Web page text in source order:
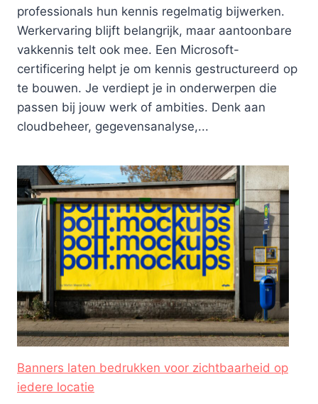
professionals hun kennis regelmatig bijwerken.
Werkervaring blijft belangrijk, maar aantoonbare
vakkennis telt ook mee. Een Microsoft-
certificering helpt je om kennis gestructureerd op
te bouwen. Je verdiept je in onderwerpen die
passen bij jouw werk of ambities. Denk aan
cloudbeheer, gegevensanalyse,...
Banners laten bedrukken voor zichtbaarheid op
iedere locatie